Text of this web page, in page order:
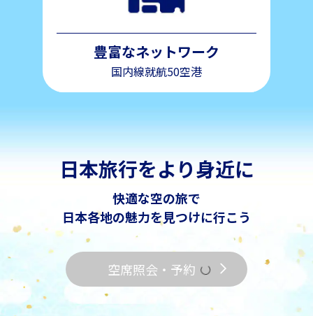
豊富なネットワーク
国内線就航50空港
日本旅行をより身近に
快適な空の旅で
日本各地の魅力を見つけに行こう
空席照会・予約